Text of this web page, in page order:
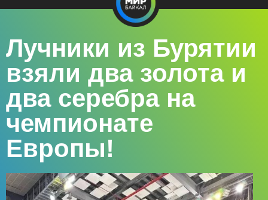
Лучники из Бурятии
взяли два золота и
два серебра на
чемпионате
Европы!